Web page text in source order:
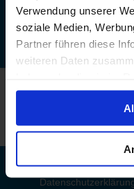
Verwendung unserer
soziale Medien,
Partner führen diese
weiteren Daten
gesammelt haben.
finden Siehier
Nehmen
Kontakt